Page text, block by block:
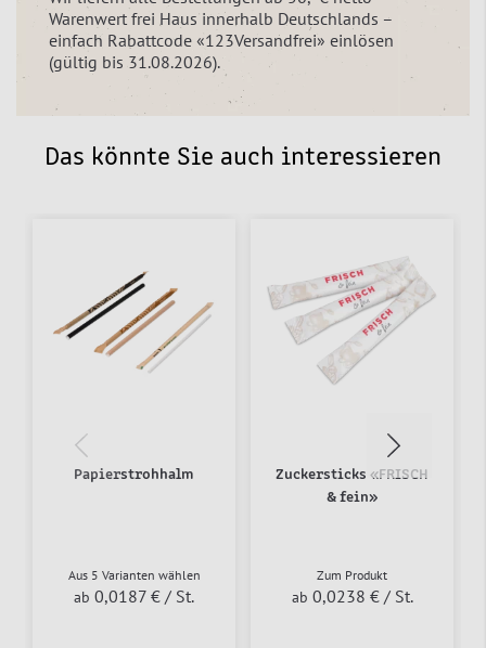
Warenwert frei Haus innerhalb Deutschlands –
einfach Rabattcode «123Versandfrei» einlösen
(gültig bis 31.08.2026).
Das könnte Sie auch interessieren
Papierstrohhalm
Aus 5 Varianten wählen
ab 0,0187 € / St.
Zuckersticks «FRISCH
& fein»
Zum Produkt
ab 0,0238 € / St.